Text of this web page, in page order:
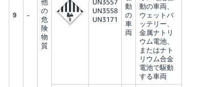
9 -
他
の
危
険
物
質
UN3557
UN3558
UN3171
動
の
車
両
動の車両、
ウェットバ
ッテリー、
金属ナトリ
ウム電池、
またはナト
リウム合金
電池で駆動
する車両